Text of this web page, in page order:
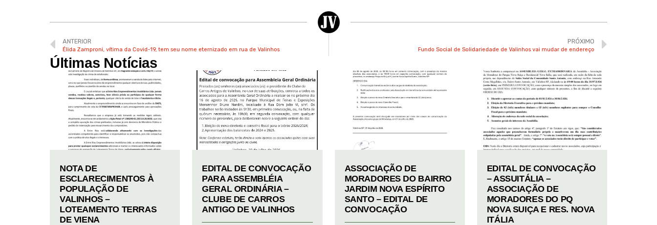
ANTERIOR
Élida Zamproni, vítima da Covid-19, tem seu nome eternizado em rua de Valinhos
PRÓXIMO
Fundo Social de Solidariedade de Valinhos vai mudar de endereço
Últimas Notícias
NOTA DE
ESCLARECIMENTOS À
POPULAÇÃO DE
VALINHOS –
LOTEAMENTO TERRAS
DE VIENA
EDITAL DE CONVOCAÇÃO
PARA ASSEMBLÉIA
GERAL ORDINÁRIA –
CLUBE DE CARROS
ANTIGO DE VALINHOS
ASSOCIAÇÃO DE
MORADORES DO BAIRRO
JARDIM NOVA ESPÍRITO
SANTO – EDITAL DE
CONVOCAÇÃO
EDITAL DE CONVOCAÇÃO
– ASSUITÁLIA –
ASSOCIAÇÃO DE
MORADORES DO PQ
NOVA SUIÇA E RES. NOVA
ITÁLIA